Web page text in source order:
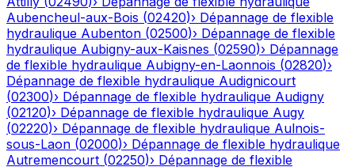
Aubencheul-aux-Bois (02420)› Dépannage de flexible
hydraulique Aubenton (02500)› Dépannage de flexible
hydraulique Aubigny-aux-Kaisnes (02590)› Dépannage
de flexible hydraulique Aubigny-en-Laonnois (02820)›
Dépannage de flexible hydraulique Audignicourt
(02300)› Dépannage de flexible hydraulique Audigny
(02120)› Dépannage de flexible hydraulique Augy
(02220)› Dépannage de flexible hydraulique Aulnois-
sous-Laon (02000)› Dépannage de flexible hydraulique
Autremencourt (02250)› Dépannage de flexible